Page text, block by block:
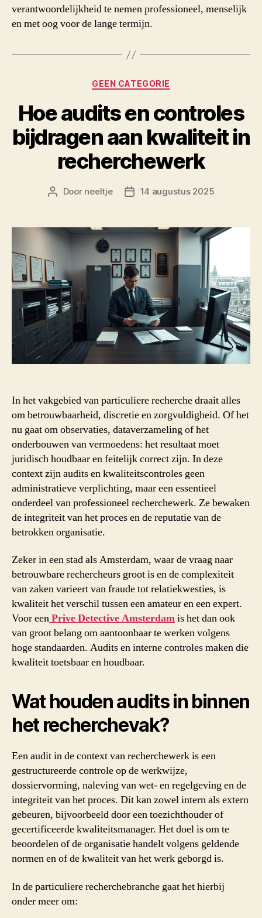
verantwoordelijkheid te nemen professioneel, menselijk
en met oog voor de lange termijn.
Categorieën
GEEN CATEGORIE
Hoe audits en controles
bijdragen aan kwaliteit in
recherchewerk
Berichtauteur
Door neeltje Berichtdatum
14 augustus 2025
In het vakgebied van particuliere recherche draait alles
om betrouwbaarheid, discretie en zorgvuldigheid. Of het
nu gaat om observaties, dataverzameling of het
onderbouwen van vermoedens: het resultaat moet
juridisch houdbaar en feitelijk correct zijn. In deze
context zijn audits en kwaliteitscontroles geen
administratieve verplichting, maar een essentieel
onderdeel van professioneel recherchewerk. Ze bewaken
de integriteit van het proces en de reputatie van de
betrokken organisatie.
Zeker in een stad als Amsterdam, waar de vraag naar
betrouwbare rechercheurs groot is en de complexiteit
van zaken varieert van fraude tot relatiekwesties, is
kwaliteit het verschil tussen een amateur en een expert.
Voor eenPrive Detective Amsterdamis het dan ook
van groot belang om aantoonbaar te werken volgens
hoge standaarden. Audits en interne controles maken die
kwaliteit toetsbaar en houdbaar.
Wat houden audits in binnen
het recherchevak?
Een audit in de context van recherchewerk is een
gestructureerde controle op de werkwijze,
dossiervorming, naleving van wet- en regelgeving en de
integriteit van het proces. Dit kan zowel intern als extern
gebeuren, bijvoorbeeld door een toezichthouder of
gecertificeerde kwaliteitsmanager. Het doel is om te
beoordelen of de organisatie handelt volgens geldende
normen en of de kwaliteit van het werk geborgd is.
In de particuliere recherchebranche gaat het hierbij
onder meer om: